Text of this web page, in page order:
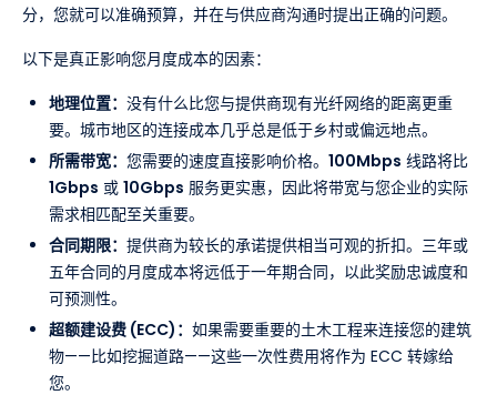
分，您就可以准确预算，并在与供应商沟通时提出正确的问题。
以下是真正影响您月度成本的因素：
地理位置： 没有什么比您与提供商现有光纤网络的距离更重
要。城市地区的连接成本几乎总是低于乡村或偏远地点。
所需带宽： 您需要的速度直接影响价格。 100Mbps 线路将比
1Gbps 或 10Gbps 服务更实惠，因此将带宽与您企业的实际
需求相匹配至关重要。
合同期限： 提供商为较长的承诺提供相当可观的折扣。三年或
五年合同的月度成本将远低于一年期合同，以此奖励忠诚度和
可预测性。
超额建设费 (ECC)： 如果需要重要的土木工程来连接您的建筑
物——比如挖掘道路——这些一次性费用将作为 ECC 转嫁给
您。